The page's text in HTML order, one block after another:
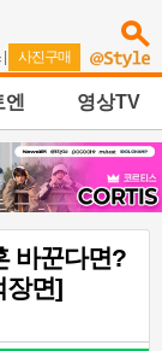
| 사진구매
엔 영상TV
바꾼다면?
장면]